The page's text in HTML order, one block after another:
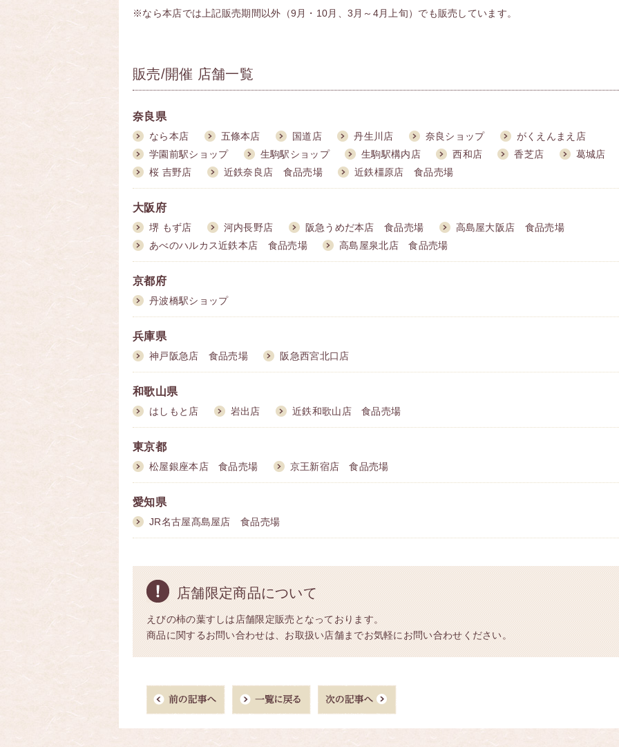
※なら本店では上記販売期間以外（9月・10月、3月～4月上旬）でも販売しています。
販売/開催 店舗一覧
奈良県
なら本店 五條本店 国道店 丹生川店 奈良ショップ
がくえんまえ店
学園前駅ショップ
生駒駅ショップ 生駒駅構内店 西和店 香芝店
葛城店
桜 吉野店
近鉄奈良店 食品売場 近鉄橿原店 食品売場
大阪府
堺 もず店 河内長野店 阪急うめだ本店 食品売場
高島屋大阪店 食品売場
あべのハルカス近鉄本店 食品売場
高島屋泉北店 食品売場
京都府
丹波橋駅ショップ
兵庫県
神戸阪急店 食品売場 阪急西宮北口店
和歌山県
はしもと店 岩出店 近鉄和歌山店 食品売場
東京都
松屋銀座本店 食品売場 京王新宿店 食品売場
愛知県
JR名古屋髙島屋店 食品売場
店舗限定商品について
えびの柿の葉すしは店舗限定販売となっております。
商品に関するお問い合わせは、お取扱い店舗までお気軽にお問い合わせください。